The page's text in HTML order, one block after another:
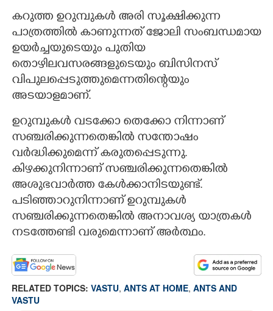
കറുത്ത ഉറുമ്പുകൾ അരി സൂക്ഷിക്കുന്ന
പാത്രത്തിൽ കാണുന്നത് ജോലി സംബന്ധമായ
ഉയർച്ചയുടെയും പുതിയ
തൊഴിലവസരങ്ങളുടെയും ബിസിനസ്
വിപുലപ്പെടുത്തുമെന്നതിന്റെയും
അടയാളമാണ്.
ഉറുമ്പുകൾ വടക്കോ തെക്കോ നിന്നാണ്
സഞ്ചരിക്കുന്നതെങ്കിൽ സന്തോഷം
വർദ്ധിക്കുമെന്ന് കരുതപ്പെടുന്നു.
കിഴക്കുനിന്നാണ് സഞ്ചരിക്കുന്നതെങ്കിൽ
അശുഭവാർത്ത കേൾക്കാനിടയുണ്ട്.
പടിഞ്ഞാറുനിന്നാണ് ഉറുമ്പുകൾ
സഞ്ചരിക്കുന്നതെങ്കിൽ അനാവശ്യ യാത്രകൾ
നടത്തേണ്ടി വരുമെന്നാണ് അർത്ഥം.
RELATED TOPICS: VASTU, ANTS AT HOME, ANTS AND
VASTU